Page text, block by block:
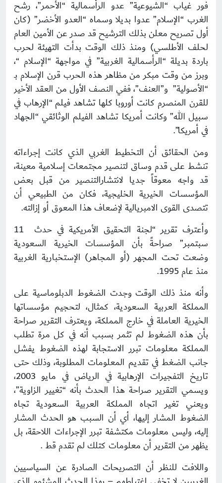
فور غياب “الشيوعية” عدو الرأسمالية “الأحمر”، رشح
الغرب “الإسلام” عدوا بديلا وسماه “العدو الأخضر” (كان
أول تصريح معلن بذلك الترشيح قد صدر عن الأمين العام
لحلف الأطلسي) ومنذ ذلك الوقت بدأت التهيئة لحرب
باردة بديلة “الرأسمالية الغربية” في مواجهة “الإسلام “،
وبرز من وقت مبكر من مظاهر هذه الحرب قرن الإسلام بـ
“الأصولية” و”العنف”، ففي النصف الأول من العقد الأخير
للقرن المنصرم كانت أوروبا كلها تشاهد فيلم “الإرهاب في
سبيل الله” وكانت أمريكا تشاهد الفيلم الوثائقي “الجهاد
في أمريكا”.
ومن الحقائق أن التخطيط الغربي الذي كانت إجراءاته
تنشط على قدم وساق لتنصير مجتمعات إسلامية معينة،
قد واجه معوقاً جديا لانتشارالتنصير من قبل بعض
المؤسسات الخيرية الخليجية، فكان من الطبيعي أن
تتصدى القوى الامبريالية لإضعاف هذا المعوق أو إزالته.
وأعترف تقرير “لجنة التحقيق الأمريكية في حدث 11
سبتمبر” صراحةً بأن المؤسسات الخيرية السعودية
وضعت تحت المجهر (أو المجاهر) الإستخبارية الغربية
منذ عام 1995.
وأنه منذ ذلك الوقت وجدت الضغوط الدبلوماسية على
المملكة العربية السعودية، كمثال، لتحجيم مؤسساتها
الخيرية العاملة في خارج المملكة، ويعترف التقرير صراحة
بأن هذه الضغوط لم تثمر بسبب أنه في كل مرة تطلب
المملكة معلومات تبرر الاستجابة لهذه الضغوط يفشل
جانب الضغط في تقديم المعلومات المطلوبة، وذلك حتى
تاريخ التفجيرات الإرهابية في الرياض في مايو 2003،
ويسمي التقرير صراحة هذا الحدث بأنه “تغيير الزاوية”،
ويعني تغير اتجاه المملكة العربية السعودية تجاه
الضغوط المشار إليها، أي أن السبب هو الحدث المشار
إليه، وليس معلومات مكتشفة تبرر الإجراءات اللاحقة، بل
يظهر من التقرير أن معلومات كتلك لم تقدم قط .
واللافت للنظر أن التصريحات الصادرة عن السياسيين